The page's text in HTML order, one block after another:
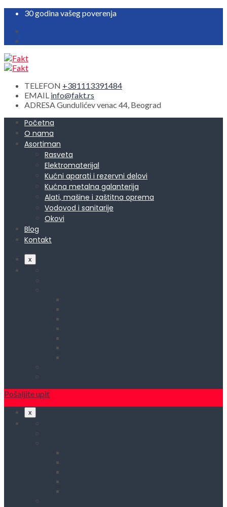
30 godina vašeg poverenja
TELEFON +381113391484
EMAIL info@fakt.rs
ADRESAGundulićev venac 44, Beograd
Početna
O nama
Asortiman
Rasveta
Elektromaterijal
Kućni aparati i rezervni delovi
Kućna metalna galanterija
Alati, mašine i zaštitna oprema
Vodovod i sanitarije
Okovi
Blog
Kontakt
x
Pošaljite upit
x